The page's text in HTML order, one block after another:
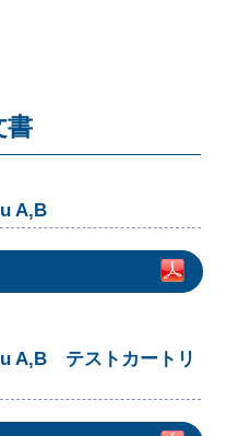
書
A,B
A,B テストカートリ